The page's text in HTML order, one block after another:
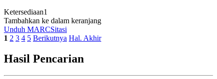
Ketersediaan1
Tambahkan ke dalam keranjang
Unduh MARCSitasi
1 2 3 4 5 Berikutnya Hal. Akhir
Hasil Pencarian